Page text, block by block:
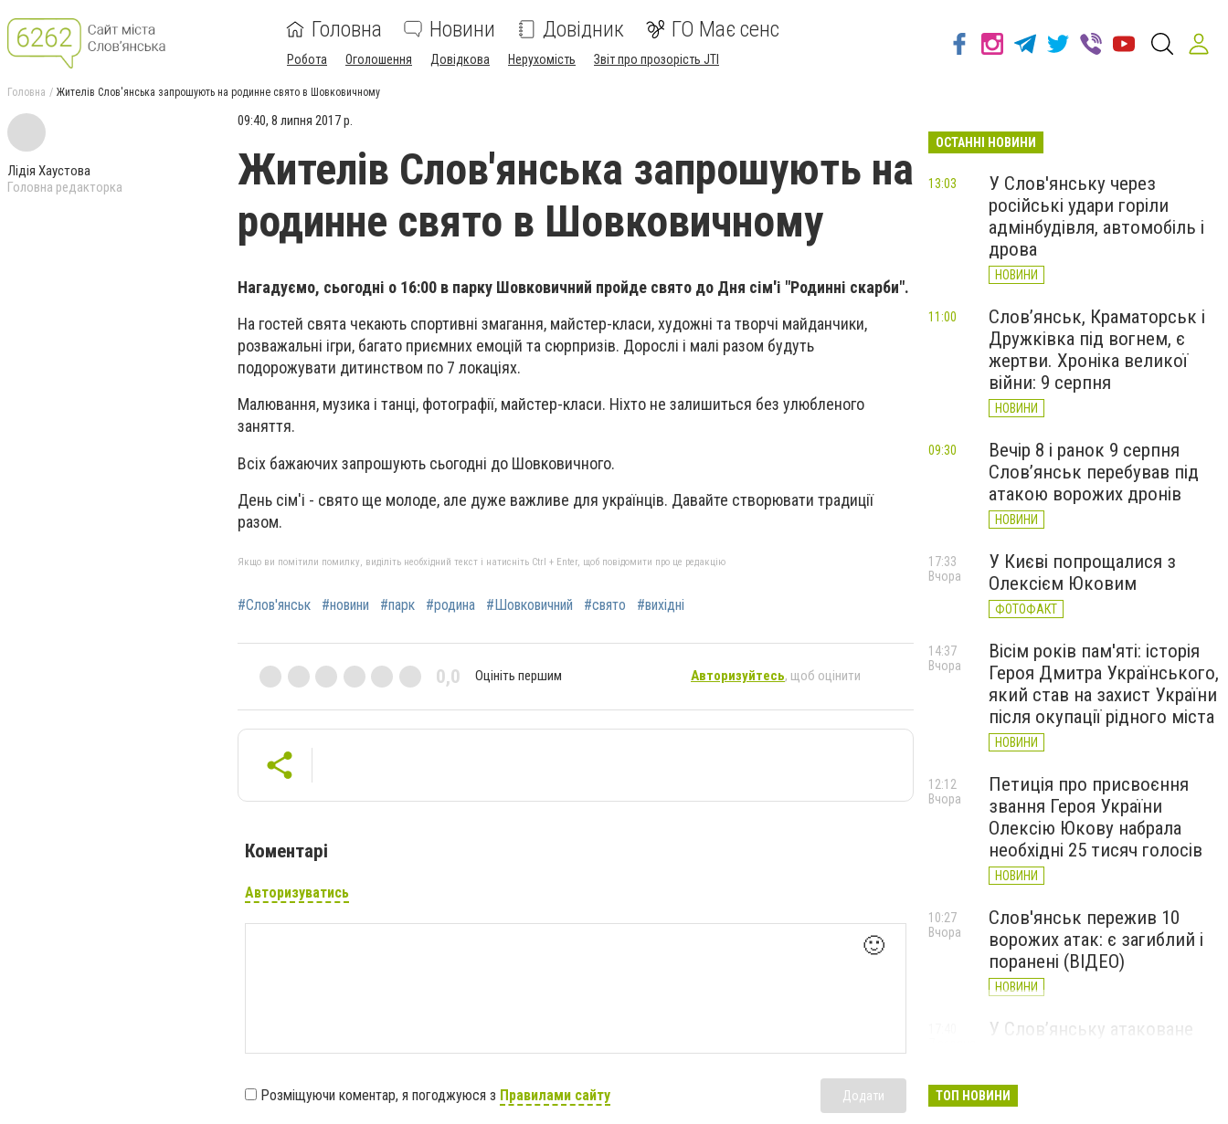
Головна Новини Довідник ГО Має сенс
Робота Оголошення Довідкова Нерухомість Звіт про прозорість JTI
Головна Жителів Слов'янська запрошують на родинне свято в Шовковичному
Лідія Хаустова
Головна редакторка
09:40, 8 липня 2017 р.
Жителів Слов'янська запрошують на
родинне свято в Шовковичному
Нагадуємо, сьогодні о 16:00 в парку Шовковичний пройде свято до Дня сім'і "Родинні скарби".
На гостей свята чекають спортивні змагання, майстер-класи, художні та творчі майданчики,
розважальні ігри, багато приємних емоцій та сюрпризів. Дорослі і малі разом будуть
подорожувати дитинством по 7 локаціях.
Малювання, музика і танці, фотографії, майстер-класи. Ніхто не залишиться без улюбленого
заняття.
Всіх бажаючих запрошують сьогодні до Шовковичного.
День сім'і - свято ще молоде, але дуже важливе для українців. Давайте створювати традиції
разом.
Якщо ви помітили помилку, виділіть необхідний текст і натисніть Ctrl + Enter, щоб повідомити про це редакцію
#Слов'янськ #новини #парк #родина #Шовковичний #свято #вихідні
0,0 Оцініть першим Авторизуйтесь, щоб оцінити
Коментарі
Авторизуватись
🙂
Розміщуючи коментар, я погоджуюся з Правилами сайту Додати
ОСТАННІ НОВИНИ
У Слов'янську через
російські удари горіли
адмінбудівля, автомобіль і
дрова
НОВИНИ
13:03
Слов’янськ, Краматорськ і
Дружківка під вогнем, є
жертви. Хроніка великої
війни: 9 серпня
НОВИНИ
11:00
Вечір 8 і ранок 9 серпня
Слов’янськ перебував під
атакою ворожих дронів
НОВИНИ
09:30
У Києві попрощалися з
Олексієм Юковим
ФОТОФАКТ
17:33
Вчора
Вісім років пам'яті: історія
Героя Дмитра Українського,
який став на захист України
після окупації рідного міста
НОВИНИ
14:37
Вчора
Петиція про присвоєння
звання Героя України
Олексію Юкову набрала
необхідні 25 тисяч голосів
НОВИНИ
12:12
Вчора
Слов'янськ пережив 10
ворожих атак: є загиблий і
поранені (ВІДЕО)
НОВИНИ
10:27
Вчора
У Слов’янську атаковане
НОВИНИ
ТОП НОВИНИ